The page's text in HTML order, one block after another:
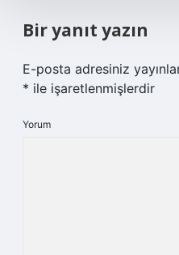
Bir yanıt yazın
E-posta adresiniz
* ile işaretlenmişlerdir
Yorum